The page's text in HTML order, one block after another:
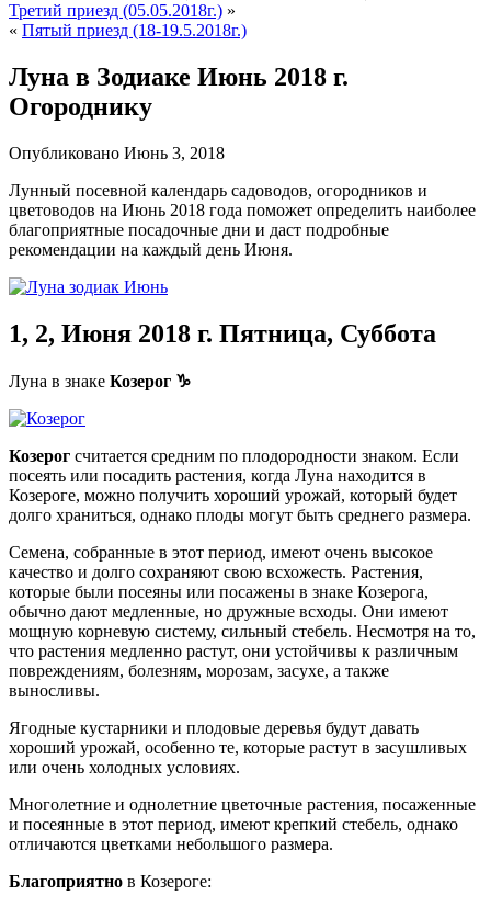
Третий приезд (05.05.2018г.) »
« Пятый приезд (18-19.5.2018г.)
Луна в Зодиаке Июнь 2018 г.
Огороднику
Опубликовано Июнь 3, 2018
Лунный посевной календарь садоводов, огородников и
цветоводов на Июнь 2018 года поможет определить наиболее
благоприятные посадочные дни и даст подробные
рекомендации на каждый день Июня.
1, 2, Июня 2018 г. Пятница, Суббота
Луна в знаке Козерог ♑
Козерог считается средним по плодородности знаком. Если
посеять или посадить растения, когда Луна находится в
Козероге, можно получить хороший урожай, который будет
долго храниться, однако плоды могут быть среднего размера.
Семена, собранные в этот период, имеют очень высокое
качество и долго сохраняют свою всхожесть. Растения,
которые были посеяны или посажены в знаке Козерога,
обычно дают медленные, но дружные всходы. Они имеют
мощную корневую систему, сильный стебель. Несмотря на то,
что растения медленно растут, они устойчивы к различным
повреждениям, болезням, морозам, засухе, а также
выносливы.
Ягодные кустарники и плодовые деревья будут давать
хороший урожай, особенно те, которые растут в засушливых
или очень холодных условиях.
Многолетние и однолетние цветочные растения, посаженные
и посеянные в этот период, имеют крепкий стебель, однако
отличаются цветками небольшого размера.
Благоприятно в Козероге: